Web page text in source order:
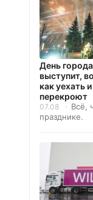
День
выступит,
как уехать
перекроют
07.08
Всё,
празднике.